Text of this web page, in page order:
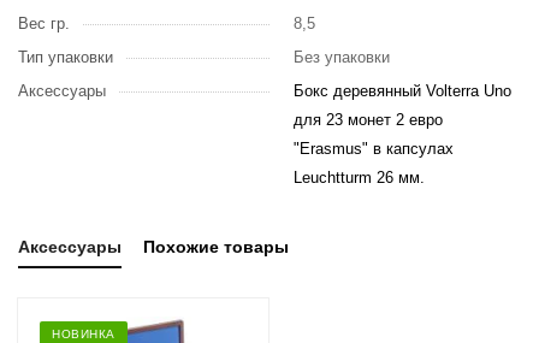
Вес гр.
8,5
Тип упаковки
Без упаковки
Аксессуары
Бокс деревянный Volterra Uno
для 23 монет 2 евро
"Erasmus" в капсулах
Leuchtturm 26 мм.
Аксессуары Похожие товары
НОВИНКА